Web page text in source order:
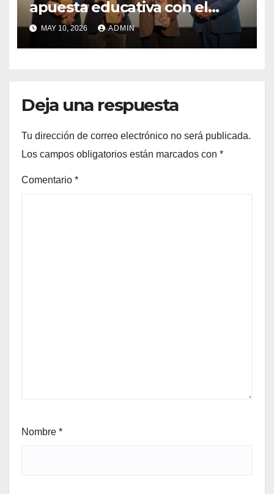
apuesta educativa con el
lanzamiento del
Preuniversitario Brotes 2026
MAY 10, 2026 ADMIN
Deja una respuesta
Tu dirección de correo electrónico no será publicada.
Los campos obligatorios están marcados con *
Comentario *
Nombre *